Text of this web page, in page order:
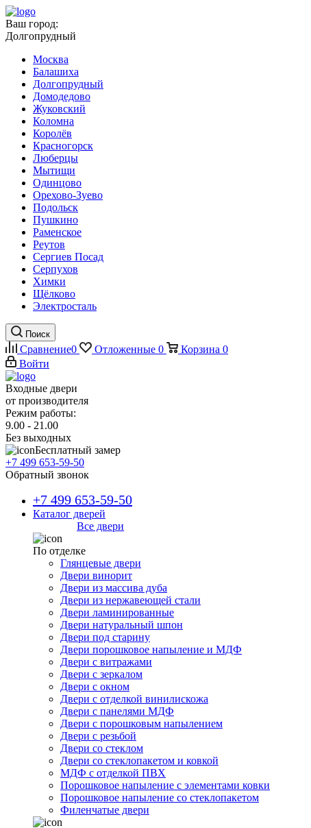
Ваш город:
Долгопрудный
Москва
Балашиха
Долгопрудный
Домодедово
Жуковский
Коломна
Королёв
Красногорск
Люберцы
Мытищи
Одинцово
Орехово-Зуево
Подольск
Пушкино
Раменское
Реутов
Сергиев Посад
Серпухов
Химки
Щёлково
Электросталь
Поиск
Сравнение0 Отложенные 0 Корзина 0
Войти
Входные двери
от производителя
Режим работы:
9.00 - 21.00
Без выходных
Бесплатный замер
+7 499 653-59-50
Обратный звонок
+7 499 653-59-50
Каталог дверей
Все двери
По отделке
Глянцевые двери
Двери винорит
Двери из массива дуба
Двери из нержавеющей стали
Двери ламинированные
Двери натуральный шпон
Двери под старину
Двери порошковое напыление и МДФ
Двери с витражами
Двери с зеркалом
Двери с окном
Двери с отделкой винилискожа
Двери с панелями МДФ
Двери с порошковым напылением
Двери с резьбой
Двери со стеклом
Двери со стеклопакетом и ковкой
МДФ с отделкой ПВХ
Порошковое напыление с элементами ковки
Порошковое напыление со стеклопакетом
Филенчатые двери